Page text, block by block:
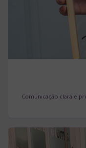
Comunicação clara e